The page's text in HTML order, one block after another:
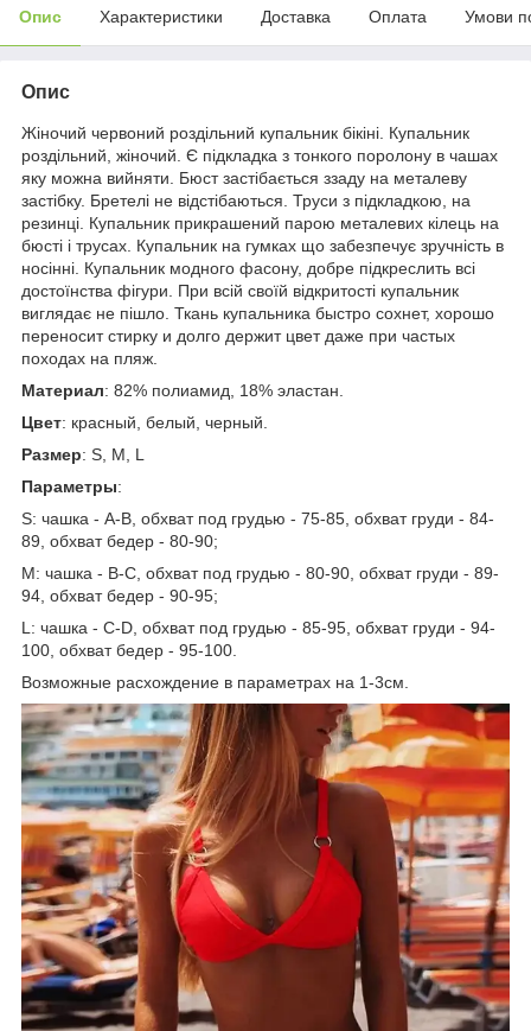
Опис Характеристики Доставка Оплата Умови
Опис
Жіночий червоний роздільний купальник бікіні. Купальник
роздільний, жіночий. Є підкладка з тонкого поролону в чашах
яку можна вийняти. Бюст застібається ззаду на металеву
застібку. Бретелі не відстібаються. Труси з підкладкою, на
резинці. Купальник прикрашений парою металевих кілець на
бюсті і трусах. Купальник на гумках що забезпечує зручність в
носінні. Купальник модного фасону, добре підкреслить всі
достоїнства фігури. При всій своїй відкритості купальник
виглядає не пішло. Ткань купальника быстро сохнет, хорошо
переносит стирку и долго держит цвет даже при частых
походах на пляж.
Материал: 82% полиамид, 18% эластан.
Цвет: красный, белый, черный.
Размер: S, М, L
Параметры:
S: чашка - А-В, обхват под грудью - 75-85, обхват груди - 84-
89, обхват бедер - 80-90;
М: чашка - В-С, обхват под грудью - 80-90, обхват груди - 89-
94, обхват бедер - 90-95;
L: чашка - С-D, обхват под грудью - 85-95, обхват груди - 94-
100, обхват бедер - 95-100.
Возможные расхождение в параметрах на 1-3см.